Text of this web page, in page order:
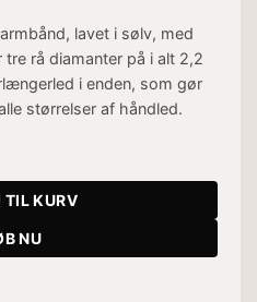
lavet i sølv, med
rå diamanter på i alt 2,2
i enden, som gør
størrelser af håndled.
KURV
NU